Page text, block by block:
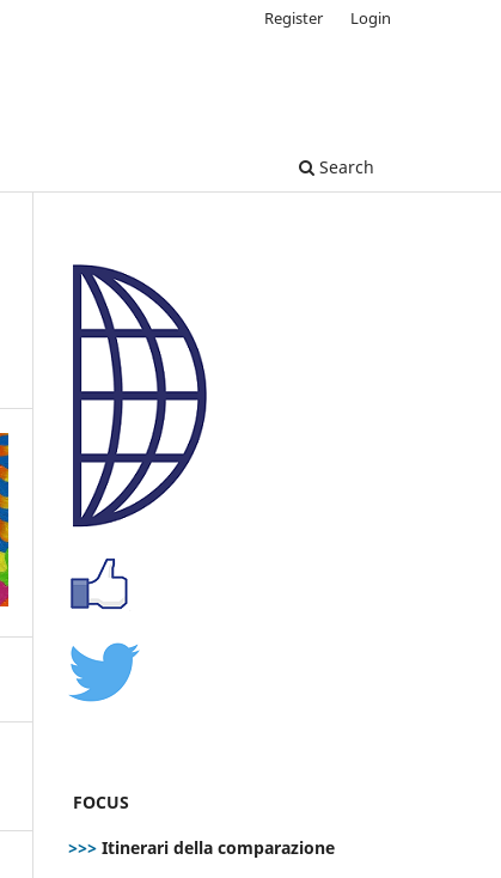
Search
Register Login
FOCUS
>>> Itinerari della comparazione